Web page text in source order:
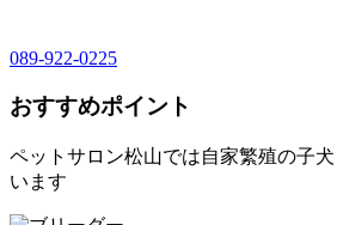
089-922-0225
おすすめポイント
ペットサロン松山では自家繁殖の子
います